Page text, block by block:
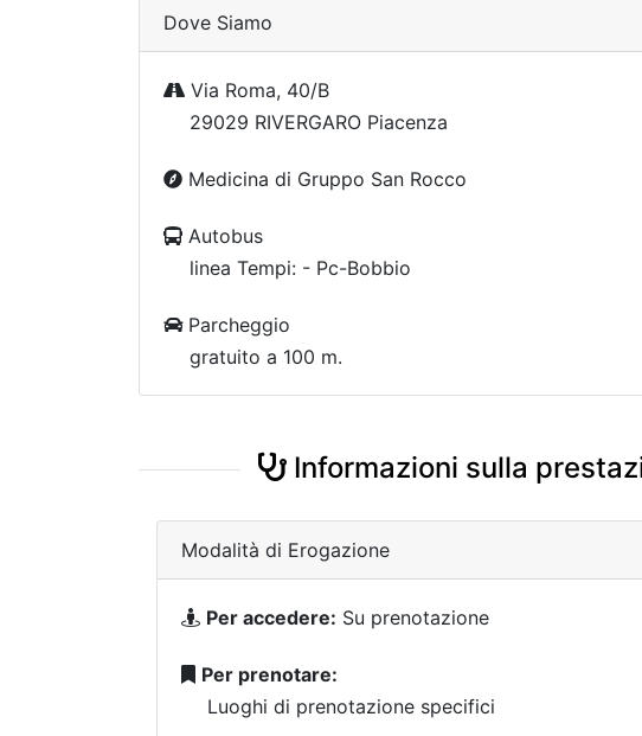
Dove Siamo
Via Roma, 40/B
29029 RIVERGARO Piacenza
Medicina di Gruppo San Rocco
Autobus
linea Tempi: - Pc-Bobbio
Parcheggio
gratuito a 100 m.
Informazioni sulla
Modalità di Erogazione
Per accedere: Su prenotazione
Per prenotare:
Luoghi di prenotazione specifici